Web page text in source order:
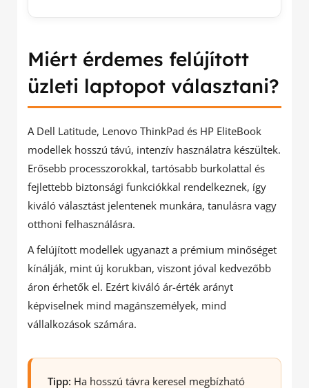
Miért érdemes felújított
üzleti laptopot választani?
A Dell Latitude, Lenovo ThinkPad és HP EliteBook
modellek hosszú távú, intenzív használatra készültek.
Erősebb processzorokkal, tartósabb burkolattal és
fejlettebb biztonsági funkciókkal rendelkeznek, így
kiváló választást jelentenek munkára, tanulásra vagy
otthoni felhasználásra.
A felújított modellek ugyanazt a prémium minőséget
kínálják, mint új korukban, viszont jóval kedvezőbb
áron érhetők el. Ezért kiváló ár-érték arányt
képviselnek mind magánszemélyek, mind
vállalkozások számára.
Tipp: Ha hosszú távra keresel megbízható